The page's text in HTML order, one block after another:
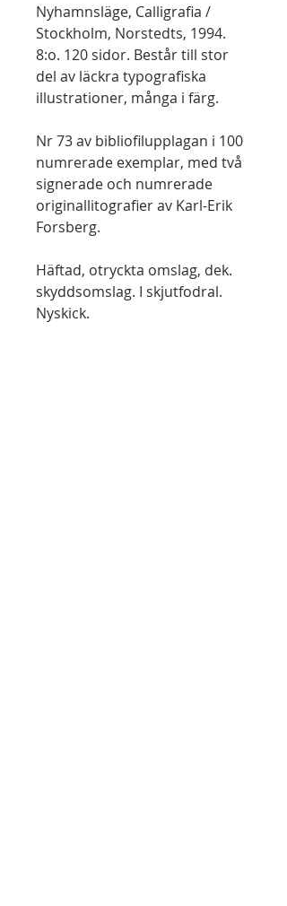
Nyhamnsläge, Calligrafia /
Stockholm, Norstedts, 1994.
8:o. 120 sidor. Består till stor
del av läckra typografiska
illustrationer, många i färg.
Nr 73 av bibliofilupplagan i 100
numrerade exemplar, med två
signerade och numrerade
originallitografier av Karl-Erik
Forsberg.
Häftad, otryckta omslag, dek.
skyddsomslag. I skjutfodral.
Nyskick.